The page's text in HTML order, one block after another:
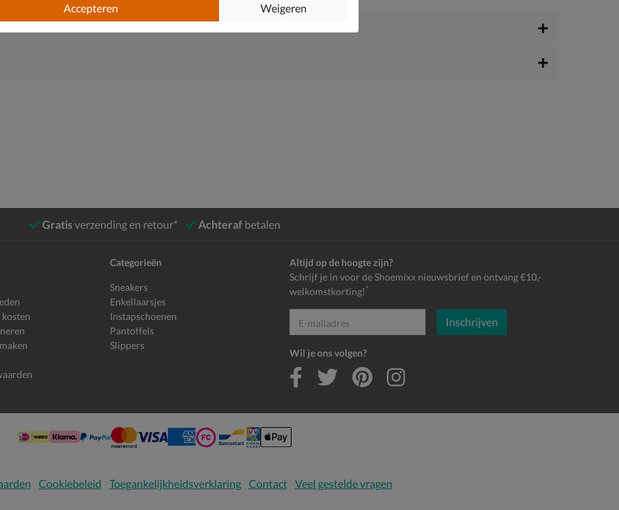
Gratisverzending en retour* Achteraf betalen
Categorieën
Sneakers
Enkellaarsjes
Instapschoenen
Pantoffels
Slippers
Altijd op de hoogte zijn?
Schrijf je in voor de Shoemixx nieuwsbrief en ontvang €10,-
welkomstkorting! *
E-mailadres Inschrijven
Wil je ons volgen?
Cookiebeleid Toegankelijkheidsverklaring Contact Veel gestelde vragen
Accepteren Weigeren